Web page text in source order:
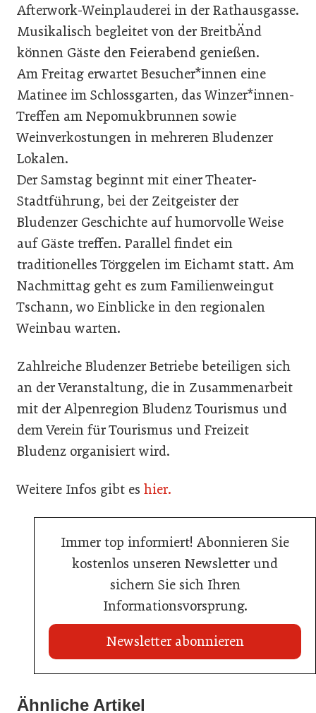
Afterwork-Weinplauderei in der Rathausgasse.
Musikalisch begleitet von der BreitbÄnd
können Gäste den Feierabend genießen.
Am Freitag erwartet Besucher*innen eine
Matinee im Schlossgarten, das Winzer*innen-
Treffen am Nepomukbrunnen sowie
Weinverkostungen in mehreren Bludenzer
Lokalen.
Der Samstag beginnt mit einer Theater-
Stadtführung, bei der Zeitgeister der
Bludenzer Geschichte auf humorvolle Weise
auf Gäste treffen. Parallel findet ein
traditionelles Törggelen im Eichamt statt. Am
Nachmittag geht es zum Familienweingut
Tschann, wo Einblicke in den regionalen
Weinbau warten.
Zahlreiche Bludenzer Betriebe beteiligen sich
an der Veranstaltung, die in Zusammenarbeit
mit der Alpenregion Bludenz Tourismus und
dem Verein für Tourismus und Freizeit
Bludenz organisiert wird.
Weitere Infos gibt es hier.
Immer top informiert! Abonnieren Sie
kostenlos unseren Newsletter und
sichern Sie sich Ihren
Informationsvorsprung.
Newsletter abonnieren
Ähnliche Artikel
Travel Start-up Night 2026: Beste Tourismus-Idee